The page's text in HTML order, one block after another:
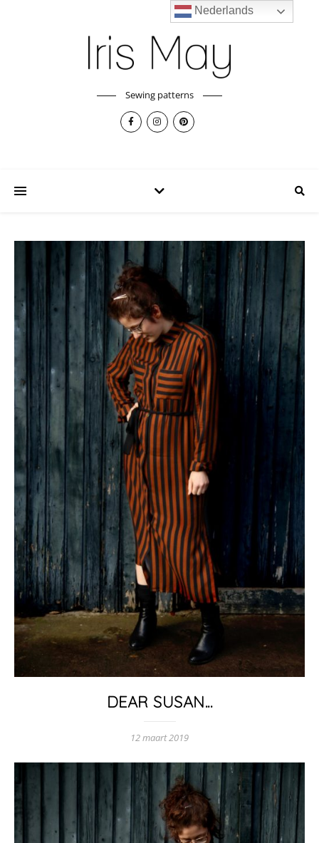
Sewing patterns
DEAR SUSAN...
12 maart 2019
Nederlands